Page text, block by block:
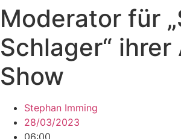
Moderator für
Schlager“ ihrer
Show
Stephan Imming
28/03/2023
06:00